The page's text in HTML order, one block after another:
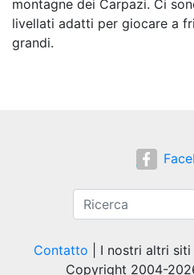
montagne dei Carpazi. Ci
livellati adatti per giocare a
grandi.
Contatto | I nostri altri siti
Copyright 2004-